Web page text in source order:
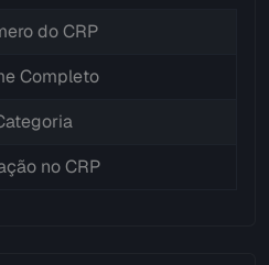
do CRP
Completo
no CRP